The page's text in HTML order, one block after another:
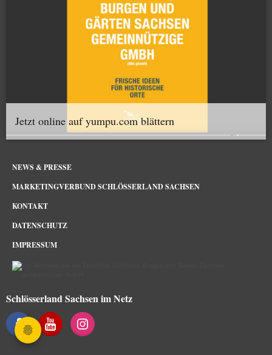
Jetzt online auf yumpu.com blättern
NEWS & PRESSE
MARKETINGVERBUND SCHLÖSSERLAND SACHSEN
KONTAKT
DATENSCHUTZ
IMPRESSUM
Schlösserland Sachsen im Netz